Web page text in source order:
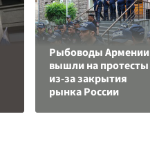
Рыбоводы Армении
вышли на протесты
из-за закрытия
рынка России